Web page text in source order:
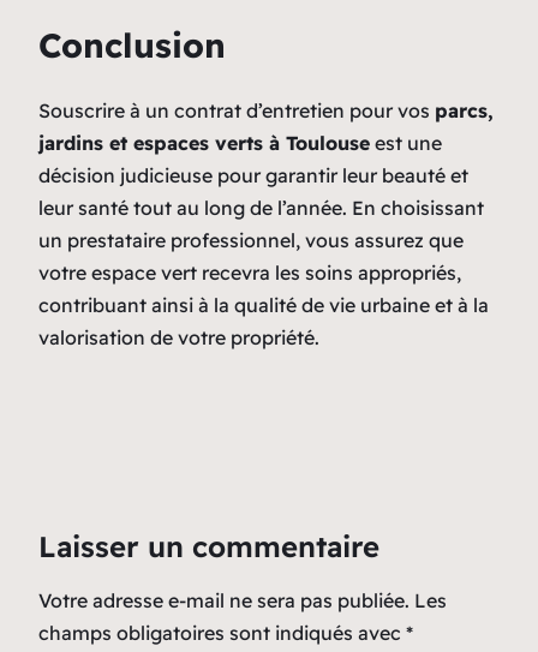
Conclusion
Souscrire à un contrat d’entretien pour vos parcs,
jardins et espaces verts à Toulouse est une
décision judicieuse pour garantir leur beauté et
leur santé tout au long de l’année. En choisissant
un prestataire professionnel, vous assurez que
votre espace vert recevra les soins appropriés,
contribuant ainsi à la qualité de vie urbaine et à la
valorisation de votre propriété.
Laisser un commentaire
Votre adresse e-mail ne sera pas publiée. Les
champs obligatoires sont indiqués avec *